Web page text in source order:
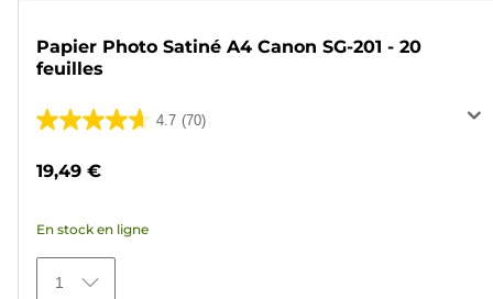
Papier Photo Satiné A4 Canon SG-201 - 20
feuilles
4.7 (70)
4.7
70
avis
19,49 €
En stock en ligne
1